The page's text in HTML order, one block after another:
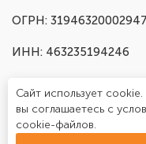
ОГРН:
ИНН: 463235194246
Сайт использует
вы соглашаетесь с
cookie-файлов.